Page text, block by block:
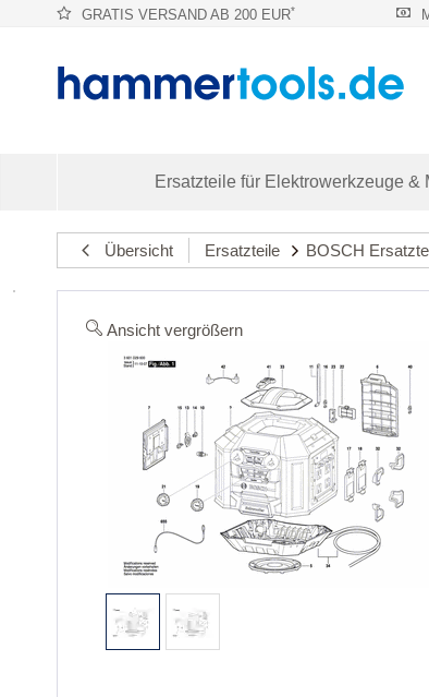
GRATIS VERSAND AB 200 EUR*
Ersatzteile für Elektrowerkzeuge &
Übersicht Ersatzteile BOSCH
Ansicht vergrößern